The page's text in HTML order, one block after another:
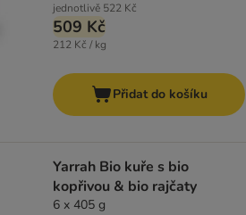
jednotlivě 522 Kč
509 Kč
212 Kč / kg
Přidat do košíku
Yarrah Bio kuře s bio
kopřivou & bio rajčaty
6 x 405 g